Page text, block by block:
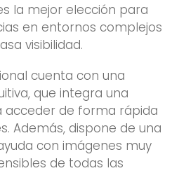
la mejor elección para
en entornos complejos
visibilidad.
cuenta con una
que integra una
acceder de forma rápida
Además, dispone de una
con imágenes muy
de todas las